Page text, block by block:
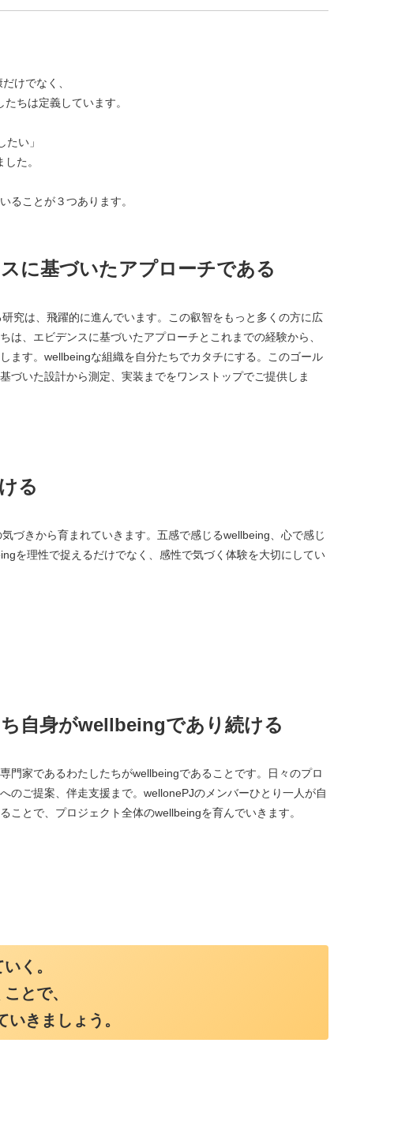
けでなく、
ちは定義しています。
い」
た。
ることが３つあります。
に基づいたアプローチである
究は、飛躍的に進んでいます。この叡智をもっと多くの方に広
は、エビデンスに基づいたアプローチとこれまでの経験から、
ます。wellbeingな組織を自分たちでカタチにする。このゴール
づいた設計から測定、実装までをワンストップでご提供しま
る
づきから育まれていきます。五感で感じるwellbeing、心で感じ
を理性で捉えるだけでなく、感性で気づく体験を大切にしてい
自身がwellbeingであり続ける
門家であるわたしたちがwellbeingであることです。日々のプロ
のご提案、伴走支援まで。wellonePJのメンバーひとり一人が自
ことで、プロジェクト全体のwellbeingを育んでいきます。
く。
とで、
きましょう。